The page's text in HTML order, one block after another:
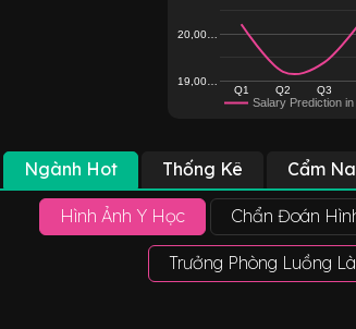
Salary Prediction
Q1 Q2 Q3
19,00…
20,00…
Ngành Hot Thống Kê Cẩm
Hình Ảnh Y Học Chẩn Đoán
Trưởng Phòng Luồng